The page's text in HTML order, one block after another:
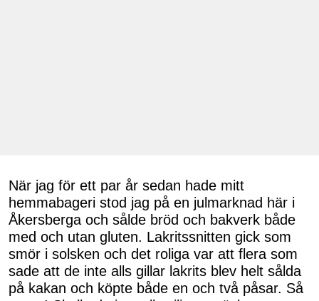
När jag för ett par år sedan hade mitt
hemmabageri stod jag på en julmarknad här i
Åkersberga och sålde bröd och bakverk både
med och utan gluten. Lakritssnitten gick som
smör i solsken och det roliga var att flera som
sade att de inte alls gillar lakrits blev helt sålda
på kakan och köpte både en och två påsar. Så